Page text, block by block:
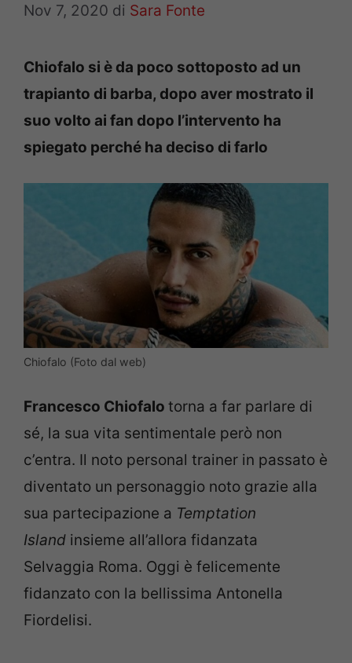
Nov 7, 2020 di Sara Fonte
Chiofalo si è da poco sottoposto ad un
trapianto di barba, dopo aver mostrato il
suo volto ai fan dopo l’intervento ha
spiegato perché ha deciso di farlo
Chiofalo (Foto dal web)
Francesco Chiofalo torna a far parlare di
sé, la sua vita sentimentale però non
c’entra. Il noto personal trainer in passato è
diventato un personaggio noto grazie alla
sua partecipazione a Temptation
Island insieme all’allora fidanzata
Selvaggia Roma. Oggi è felicemente
fidanzato con la bellissima Antonella
Fiordelisi.